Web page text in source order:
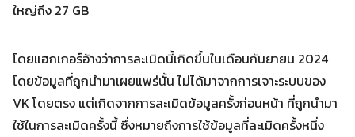
ใหญ่ถึง 27 GB
โดยแฮกเกอร์อ้างว่าการละเมิดนี้เกิดขึ้นในเดือนกันยายน 2024
โดยข้อมูลที่ถูกนำมาเผยแพร่นั้น ไม่ได้มาจากการเจาะระบบของ
VK โดยตรง แต่เกิดจากการละเมิดข้อมูลครั้งก่อนหน้า ที่ถูกนำมา
ใช้ในการละเมิดครั้งนี้ ซึ่งหมายถึงการใช้ข้อมูลที่ละเมิดครั้งหนึ่ง